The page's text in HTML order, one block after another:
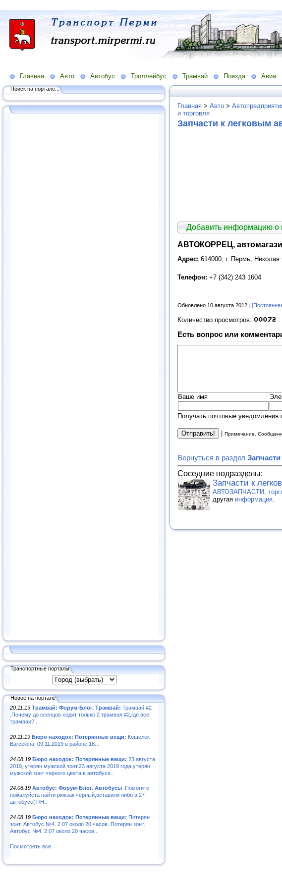
Главная Авто Автобус Троллейбус Трамвай Поезда Авиа
Поиск на портале...
Транспортные порталы
Новое на портале
20.11.19 Трамвай: Форум-Блог. Трамвай: Трамвай #2
.Почему до осенцов ходит только 2 трамвая #2,где все
трамваи?..
20.11.19 Бюро находок: Потерянные вещи: Кошелек
Barcelona. 09.11.2019 в районе 18:..
24.08.19 Бюро находок: Потерянные вещи: 23 августа
2019, утерян мужской зонт.23 августа 2019 года утерян
мужской зонт черного цвета в автобусе..
24.08.19 Автобус: Форум-Блог. Автобусы .Помогите
пожалуйста найти рюкзак чёрный,оставили либо в 27
автобусе(Т/Н..
24.08.19 Бюро находок: Потерянные вещи: Потерян
зонт. Автобус №4. 2.07 около 20 часов..Потерян зонт.
Автобус №4. 2.07 около 20 часов...
Посмотреть все
Главная > Авто >
и торговля
Запчасти к легковым
Добавить информацию о
АВТОКОРРЕЦ,
Адрес: 614000, г. Пермь, Николая
Телефон: +7 (342) 243 1604
Обновлено 10 августа 2012
Количество просмотров:
Есть вопрос или
Ваше имя
Получать почтовые уведомления
Примечание.
Вернуться в раздел
Соседние подразделы:
Запчасти к
АВТОЗАПЧАСТИ,
другая информация.